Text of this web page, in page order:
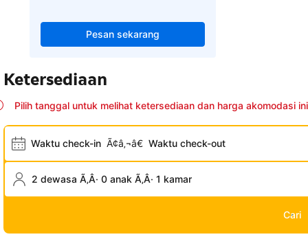
Pesan sekarang
Ketersediaan
Pilih tanggal untuk melihat ketersediaan dan harga akomodasi ini
Waktu check-in Ã¢â‚¬â€ Waktu check-out
2 dewasa Ã‚Â· 0 anak Ã‚Â· 1 kamar
Cari